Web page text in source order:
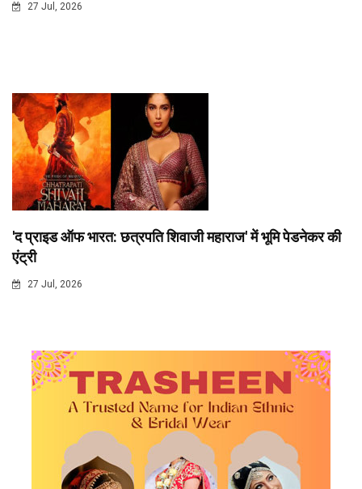
27 Jul, 2026
'द प्राइड ऑफ भारत: छत्रपति शिवाजी महाराज' में भूमि पेडनेकर की
एंट्री
27 Jul, 2026